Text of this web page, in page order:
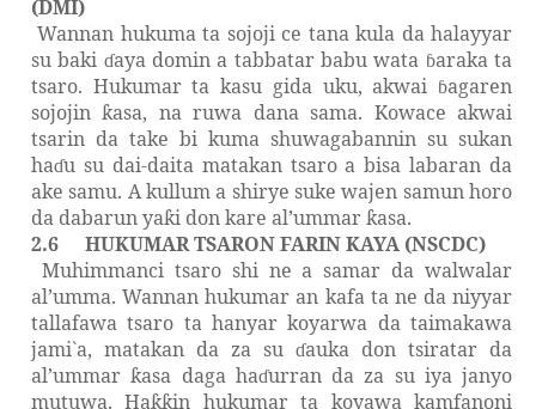
(DMI)
Wannan hukuma ta sojoji ce tana kula da halayyar
su baki ɗaya domin a tabbatar babu wata ɓaraka ta
tsaro. Hukumar ta kasu gida uku, akwai ɓagaren
sojojinƙasa, na ruwa dana sama. Kowace akwai
tsarin da take bi kuma shuwagabannin su sukan
haɗu su dai-daita matakan tsaro a bisa labaran da
ake samu. A kullum a shirye suke wajen samun horo
da dabarun yaƙi don kare al’ummar ƙasa.
2.6
HUKUMAR TSARON FARIN KAYA (NSCDC)
Muhimmanci tsaro shi ne a samar da walwalar
al’umma. Wannan hukumar an kafa ta ne da niyyar
tallafawa tsaro ta hanyar koyarwa da taimakawa
jami`a, matakan da za su ɗauka don tsiratar da
al’ummarƙasa daga haɗurran da za su iya janyo
mutuwa. Haƙƙin hukumar ta koyawa kamfanoni